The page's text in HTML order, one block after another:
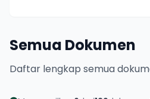
Semua Dokumen
Daftar lengkap semua